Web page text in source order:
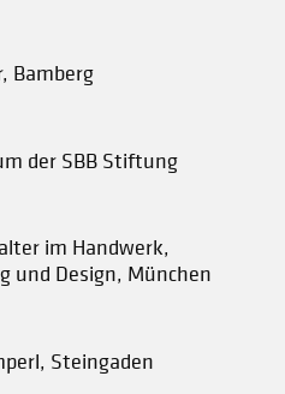
Bamberg
der SBB Stiftung
im Handwerk,
und Design, München
Steingaden